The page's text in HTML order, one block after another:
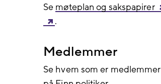
Se møteplan og sakspapirer
.
Medlemmer
Se hvem som er